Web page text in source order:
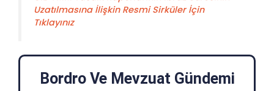
Uzatılmasına İlişkin Resmi Sirküler İçin
Tıklayınız
Bordro Ve Mevzuat Gündemi